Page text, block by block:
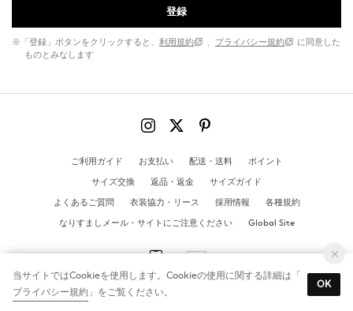
登録
※「登録」ボタンをクリックすると、 利用規約 、 プライバシー規約
に同意した
ものとみなします
ご利用ガイド お支払い 配送・送料
ポイント
サイズ交換
返品・返金
サイズガイド
よくあるご質問
衣装協力・リース 採用情報
各種規約
なりすましメール・サイトにご注意ください
Global Site
© MANGO All Rights Reserved
当サイトではCookieを使用します。Cookieの使用に関する詳細は「
プライバシー規約 」をご覧ください。
OK